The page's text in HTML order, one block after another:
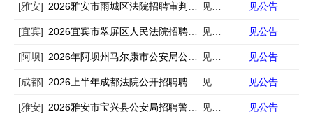
[雅安] 2026雅安市雨城区法院招聘审判辅助人员4人 见公告 见公告
[宜宾] 2026宜宾市翠屏区人民法院招聘司法辅助人员3人 见公告 见公告
[阿坝] 2026年阿坝州马尔康市公安局公开招聘警务辅助人员公告 见公告 见公告
[成都] 2026上半年成都法院公开招聘聘用制审判辅助人员100名公告 见公告 见公告
[雅安] 2026雅安市宝兴县公安局招聘警务辅助人员9人 见公告 见公告